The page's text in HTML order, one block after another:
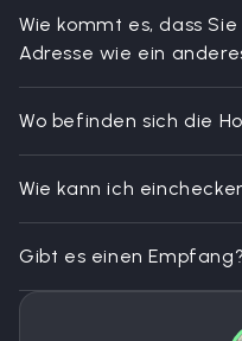
Wie kommt es, dass
Adresse wie ein
Wo befinden sich die
Wie kann ich
Gibt es einen Empfang?